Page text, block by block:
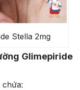
Stella 2mg
Glimepiride
chứa: